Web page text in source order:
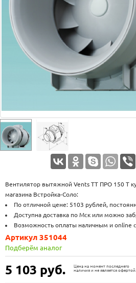
Услуги
Возврат
обмен
Вентилятор вытяжной Vents ТТ ПРО 150 Т
магазина Встройка-Соло:
По отличной цене: 5103 рублей,
Доступна доставка по Мск или можно
Возможность оплаты наличным и online
5 103 руб.
Цена на момент последнего
наличия и не является офертой.
Артикул 351044
Подберём аналог